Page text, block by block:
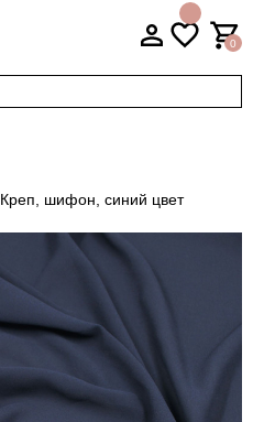
0
Креп, шифон, синий цвет